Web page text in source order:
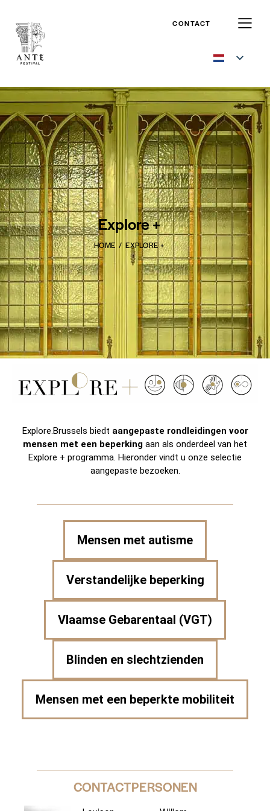
CONTACT
Explore +
HOME EXPLORE +
Explore.Brussels biedt aangepaste rondleidingen voor
mensen met een beperking aan als onderdeel van het
Explore + programma. Hieronder vindt u onze selectie
aangepaste bezoeken.
Mensen met autisme
Verstandelijke beperking
Vlaamse Gebarentaal (VGT)
Blinden en slechtzienden
Mensen met een beperkte mobiliteit
CONTACTPERSONEN